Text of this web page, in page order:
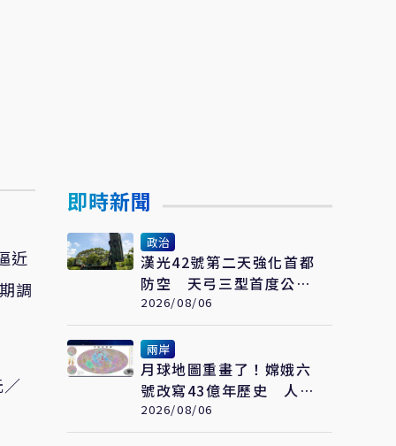
近
調
即時新聞
政治
漢光42號第二天強化首都
防空 天弓三型首度公開
部署台北市區
2026/08/06
兩岸
月球地圖重畫了！嫦娥六
號改寫43億年歷史 人類
首度「看見」月球深部
2026/08/06